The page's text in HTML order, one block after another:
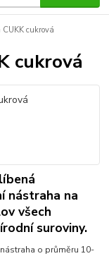
cukrová
cukrová
nástraha na
všech
suroviny.
o průměru 10-